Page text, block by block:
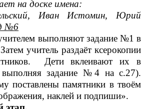
на доске имена:
Иван Истомин, Юрий
№6
выполняют задание №1 в
учитель раздаёт ксерокопии
Дети вклеивают их в
выполняя задание №4 на с.27).
поставлены памятники в твоём
наклей и подпиши».